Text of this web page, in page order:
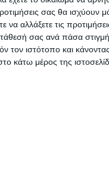
σας θα ισχύουν
να αλλάξετε τις
σας ανά πάσα στιγμή
τον ιστότοπο και
κάτω μέρος της
στην υγεία